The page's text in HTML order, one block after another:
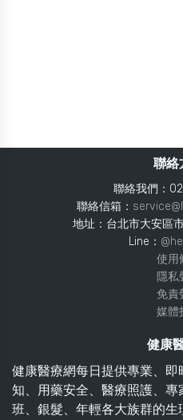
聯絡
聯絡我們：
聯絡信箱：
地址：台北市大安區
Line：
使用
隱私
免責
媒體
健康
健康醫療網每日提供專業、
知、用藥安全、醫療照護、
班、銀髮、年輕各大族群的